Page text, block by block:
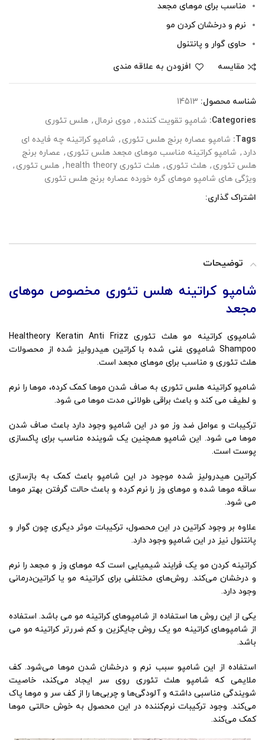
مناسب برای موهای مجعد
نرم و درخشان کردن مو
حاوی گوار و پانتنول
مقایسه
افزودن به علاقه مندی
شناسه محصول: 14513
Categories: شامپو تقویت کننده , موی نرمال , هلس تئوری
Tags: شامپو عصاره برنج هلس تئوری , شامپو کراتینه چه فایده ای
دارد , شامپو کراتینه مناسب موهای مجعد هلس تئوری , عصاره برنج
هلس تئوری , هلث تئوری , هلث تئوری health theory , هلس تئوری ,
ویژگی های شامپو موهای گره خورده عصاره برنج هلس تئوری
اشتراک گذاری:
توضیحات
شامپو کراتینه هلس تئوری مخصوص موهای
مجعد
شامپوی کراتینه مو هلث تئوری Healtheory Keratin Anti Frizz
Shampoo شامپوی غنی شده با کراتین هیدرولیز شده از محصولات
هلث تئوری و مناسب برای موهای مجعد است.
شامپو کراتینه هلس تئوری به صاف شدن موها کمک کرده، موها را نرم
و لطیف می کند و باعث براقی طولانی مدت موها می شود.
ترکیبات و عوامل ضد وز مو در این شامپو وجود دارد باعث صاف شدن
موها می شود. این شامپو همچنین یک شوینده مناسب برای پاکسازی
پوست است.
کراتین هیدرولیز شده موجود در این شامپو باعث کمک به بازسازی
ساقه موها شده و موهای وز را نرم کرده و باعث حالت گرفتن بهتر موها
می شود.
علاوه بر وجود کراتین در این محصول، ترکیبات موثر دیگری چون گوار و
پانتنول نیز در این شامپو وجود دارد.
کراتینه کردن مو یک فرایند شیمیایی است که موهای وز و مجعد را نرم
و درخشان می‌کند. روش‌های مختلفی برای کراتینه مو یا کراتین‌درمانی
وجود دارد.
یکی از این روش ها استفاده از شامپوهای کراتینه مو می باشد. استفاده
از شامپوهای کراتینه مو یک روش جایگزین و کم ضررتر کراتینه مو می
باشد.
استفاده از این شامپو سبب نرم و درخشان شدن موها می‌شود. کف
ملایمی که شامپو هلث تئوری روی سر ایجاد می‌کند، خاصیت
شویندگی مناسبی داشته و آلودگی‌ها و چربی‌ها را از کف سر و موها پاک
می‌کند. وجود ترکیبات نرم‌کننده در این محصول به خوش حالتی موها
کمک می‌کند.